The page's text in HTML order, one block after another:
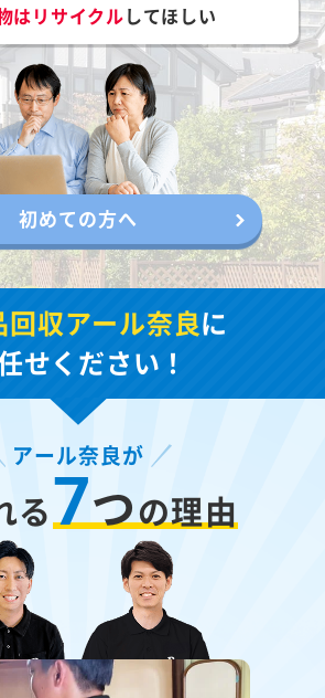
はリサイクルしてほしい
初めての方へ
回収アール奈良に
せください！
アール奈良が
る7つの理由